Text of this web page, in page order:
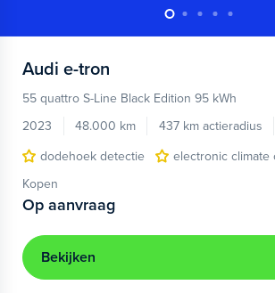
Audi e-tron
55 quattro S-Line Black Edition 95 kWh
2023
48.000 km 437 km actieradius
dodehoek detectie
electronic climate
Kopen
Op aanvraag
Bekijken